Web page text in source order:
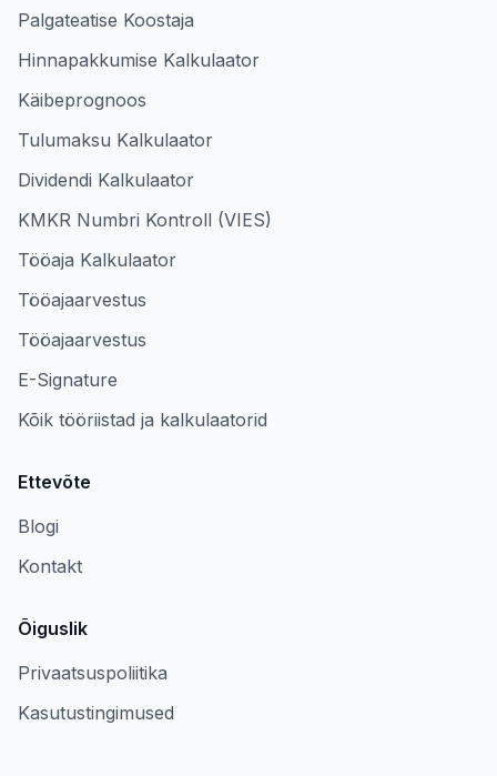
Palgateatise Koostaja
Hinnapakkumise Kalkulaator
Käibeprognoos
Tulumaksu Kalkulaator
Dividendi Kalkulaator
KMKR Numbri Kontroll (VIES)
Tööaja Kalkulaator
Tööajaarvestus
Tööajaarvestus
E-Signature
Kõik tööriistad ja kalkulaatorid
Ettevõte
Blogi
Kontakt
Õiguslik
Privaatsuspoliitika
Kasutustingimused